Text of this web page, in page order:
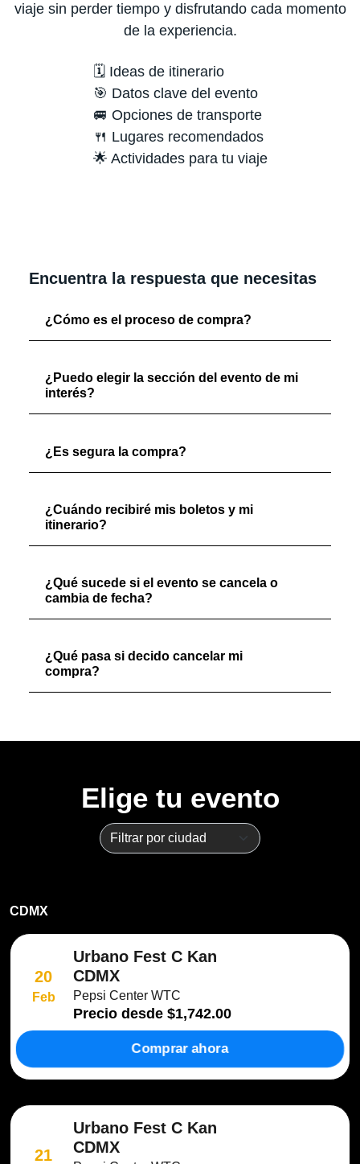
viaje sin perder tiempo y disfrutando cada momento
de la experiencia.
🗓️ Ideas de itinerario
🎯 Datos clave del evento
🚐 Opciones de transporte
🍴 Lugares recomendados
🌟 Actividades para tu viaje
Encuentra la respuesta que necesitas
¿Cómo es el proceso de compra?
¿Puedo elegir la sección del evento de mi
interés?
¿Es segura la compra?
¿Cuándo recibiré mis boletos y mi
itinerario?
¿Qué sucede si el evento se cancela o
cambia de fecha?
¿Qué pasa si decido cancelar mi
compra?
Elige tu evento
CDMX
20
Feb
Urbano Fest C Kan
CDMX
Pepsi Center WTC
Precio desde $1,742.00
Comprar ahora
21
Urbano Fest C Kan
CDMX